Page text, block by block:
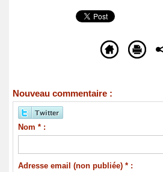
Nouveau commentaire :
Nom * :
Adresse email (non publiée) * :